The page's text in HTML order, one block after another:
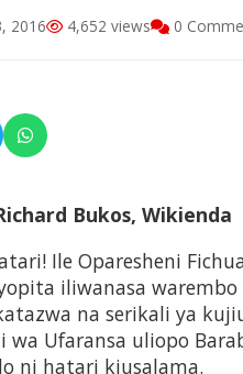
2016 4,652 views 0
Bukos, Wikienda
Ile Oparesheni
iliwanasa
na serikali ya
wa Ufaransa uliopo
ni hatari kiusalama.